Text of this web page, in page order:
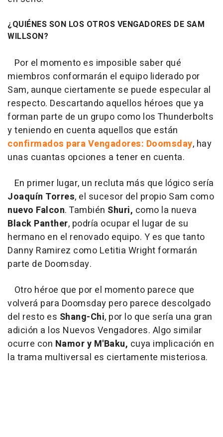
¿QUIÉNES SON LOS OTROS VENGADORES DE SAM
WILLSON?
Por el momento es imposible saber qué
miembros conformarán el equipo liderado por
Sam, aunque ciertamente se puede especular al
respecto. Descartando aquellos héroes que ya
forman parte de un grupo como los Thunderbolts
y teniendo en cuenta aquellos que están
confirmados para Vengadores: Doomsday, hay
unas cuantas opciones a tener en cuenta.
En primer lugar, un recluta más que lógico sería
Joaquín Torres, el sucesor del propio Sam como
nuevo Falcon. También Shuri, como la nueva
Black Panther, podría ocupar el lugar de su
hermano en el renovado equipo. Y es que tanto
Danny Ramirez como Letitia Wright formarán
parte de Doomsday.
Otro héroe que por el momento parece que
volverá para Doomsday pero parece descolgado
del resto es Shang-Chi, por lo que sería una gran
adición a los Nuevos Vengadores. Algo similar
ocurre con Namor y M'Baku, cuya implicación en
la trama multiversal es ciertamente misteriosa.